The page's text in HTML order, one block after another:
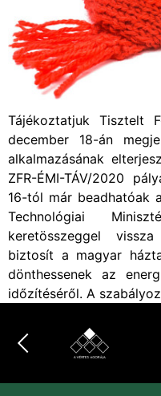
Tájékoztatjuk Tisztelt
december 18-án
alkalmazásának
ZFR-ÉMI-TÁV/2020
16-tól már beadhatóak
Technológiai
keretösszeggel
biztosít a magyar
dönthessenek az
időzítéséről. A